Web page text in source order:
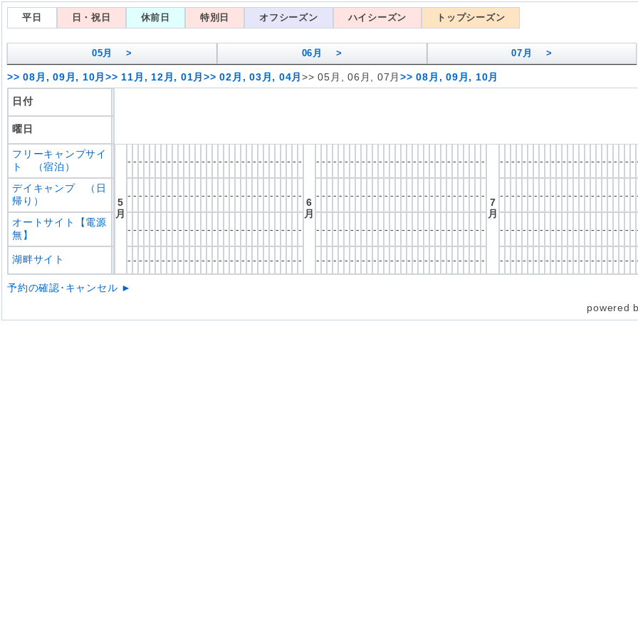
平日 日・祝日 休前日 特別日 オフシーズン ハイシーズン トップシーズン
05月 > 06月 > 07月 >
>>08月, 09月, 10月 >> 11月, 12月, 01月 >>02月, 03月, 04月 >>05月, 06月, 07月 >>08月, 09月, 10月
日付
曜日
フリーキャンプサイ
ト （宿泊）
5
月
- - - - - - - - - - - - - - - - - - - - - - - - - - - - - - -
6
月
- - - - - - - - - - - - - - - - - - - - - - - - - - - - - -
7
月
- - - - - - - - - - - - - - - - - - - - - - - -
デイキャンプ （日
帰り）
- - - - - - - - - - - - - - - - - - - - - - - - - - - - - - - - - - - - - - - - - - - - - - - - - - - - - - - - - - - - - - - - - - - - - - - - - - - - - - - - - - - - -
オートサイト【電源
無】
- - - - - - - - - - - - - - - - - - - - - - - - - - - - - - - - - - - - - - - - - - - - - - - - - - - - - - - - - - - - - - - - - - - - - - - - - - - - - - - - - - - - -
湖畔サイト - - - - - - - - - - - - - - - - - - - - - - - - - - - - - - - - - - - - - - - - - - - - - - - - - - - - - - - - - - - - - - - - - - - - - - - - - - - - - - - - - - - - -
予約の確認･キャンセル ►
powered